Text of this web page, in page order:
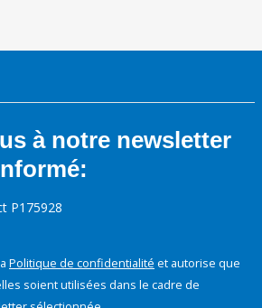
à notre newsletter
P175928
Politique de confidentialité et autorise que
soient utilisées dans le cadre de